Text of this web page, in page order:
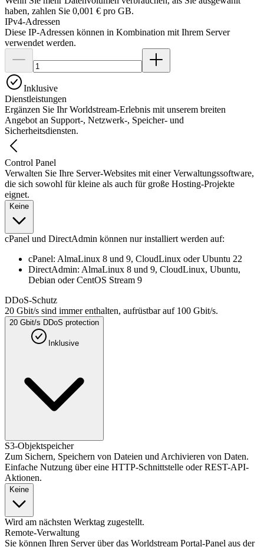
haben, zahlen Sie 0,001 € pro GB.
IPv4-Adressen
Diese IP-Adressen können in Kombination mit Ihrem Server
verwendet werden.
Inklusive
Dienstleistungen
Ergänzen Sie Ihr Worldstream-Erlebnis mit unserem breiten
Angebot an Support-, Netzwerk-, Speicher- und
Sicherheitsdiensten.
Control Panel
Verwalten Sie Ihre Server-Websites mit einer Verwaltungssoftware,
die sich sowohl für kleine als auch für große Hosting-Projekte
eignet.
Keine
cPanel und DirectAdmin können nur installiert werden auf:
cPanel: AlmaLinux 8 und 9, CloudLinux oder Ubuntu 22
DirectAdmin: AlmaLinux 8 und 9, CloudLinux, Ubuntu,
Debian oder CentOS Stream 9
DDoS-Schutz
20 Gbit/s sind immer enthalten, aufrüstbar auf 100 Gbit/s.
20 Gbit/s DDoS protection
Inklusive
S3-Objektspeicher
Zum Sichern, Speichern von Dateien und Archivieren von Daten.
Einfache Nutzung über eine HTTP-Schnittstelle oder REST-API-
Aktionen.
Keine
Wird am nächsten Werktag zugestellt.
Remote-Verwaltung
Sie können Ihren Server über das Worldstream Portal-Panel aus der